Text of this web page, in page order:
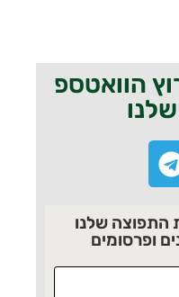
הוואטספ
התפוצה שלנו
ופרסומים